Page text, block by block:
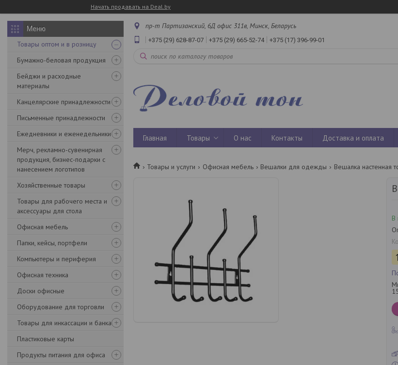
Начать продавать на Deal.by
Товары оптом и в розницу
Бумажно-беловая продукция
Бейджи и расходные
материалы
Канцелярские принадлежности
Письменные принадлежности
Ежедневники и еженедельники
Мерч, рекламно-сувенирная
продукция, бизнес-подарки с
нанесением логотипов
Хозяйственные товары
Товары для рабочего места и
аксессуары для стола
Офисная мебель
Папки, кейсы, портфели
Компьютеры и периферия
Офисная техника
Доски офисные
Оборудование для торговли
Товары для инкассации и банка
Пластиковые карты
Продукты питания для офиса
пр-т Партизанский, 6Д офис 311в, Минск, Беларусь
+375 (29) 628-87-07 +375 (29) 665-52-74 +375 (17) 396-99-01
Главная Товары О нас Контакты Доставка и оплата
Товары и услуги Офисная мебель Вешалки для одежды Вешалка настенная
В